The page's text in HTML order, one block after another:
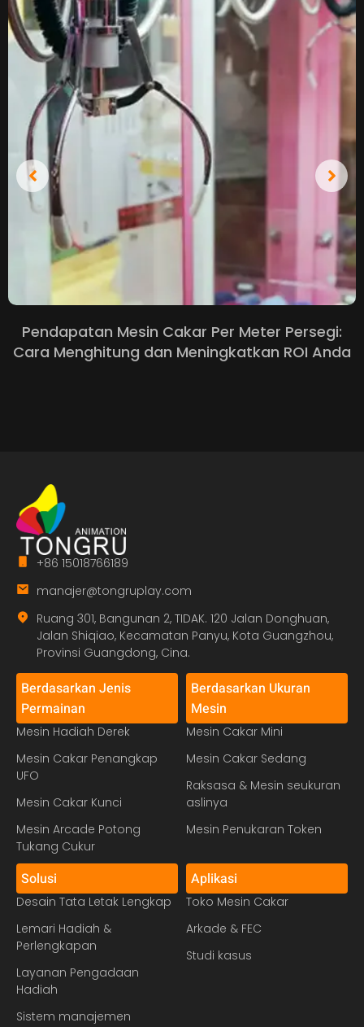
Pendapatan Mesin Cakar Per Meter Persegi:
Cara Menghitung dan Meningkatkan ROI Anda
+86 15018766189
manajer@tongruplay.com
Ruang 301, Bangunan 2, TIDAK. 120 Jalan Donghuan,
Jalan Shiqiao, Kecamatan Panyu, Kota Guangzhou,
Provinsi Guangdong, Cina.
Berdasarkan Jenis
Permainan
Mesin Hadiah Derek
Mesin Cakar Penangkap
UFO
Mesin Cakar Kunci
Mesin Arcade Potong
Tukang Cukur
Berdasarkan Ukuran
Mesin
Mesin Cakar Mini
Mesin Cakar Sedang
Raksasa & Mesin seukuran
aslinya
Mesin Penukaran Token
Solusi
Desain Tata Letak Lengkap
Lemari Hadiah &
Perlengkapan
Layanan Pengadaan
Hadiah
Sistem manajemen
Aplikasi
Toko Mesin Cakar
Arkade & FEC
Studi kasus